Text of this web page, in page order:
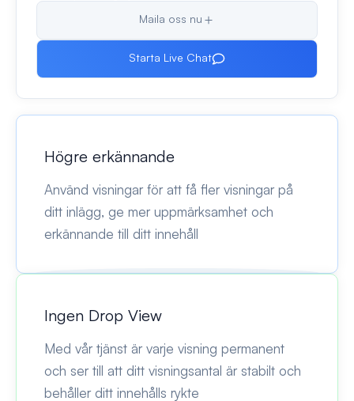
Maila oss nu
Starta Live Chat
Högre erkännande
Använd visningar för att få fler visningar på
ditt inlägg, ge mer uppmärksamhet och
erkännande till ditt innehåll
Ingen Drop View
Med vår tjänst är varje visning permanent
och ser till att ditt visningsantal är stabilt och
behåller ditt innehålls rykte